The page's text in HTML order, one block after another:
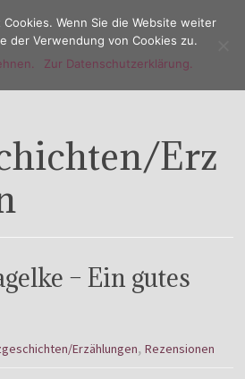
Menu
Erz
– Ein gutes
Erzählungen,Rezensionen
Wenn Sie die Website weiter
der Verwendung von Cookies zu.
Zur Datenschutzerklärung.